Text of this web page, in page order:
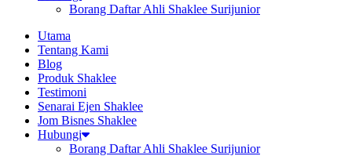
Borang Daftar Ahli Shaklee Surijunior
Utama
Tentang Kami
Blog
Produk Shaklee
Testimoni
Senarai Ejen Shaklee
Jom Bisnes Shaklee
Hubungi
Borang Daftar Ahli Shaklee Surijunior